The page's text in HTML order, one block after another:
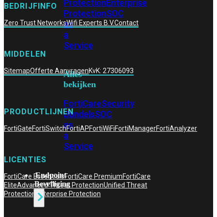
ProtectionEnterprise
ProtectionSOC
as
a
Service
Alles
bekijken
FortiCareSecurity
BundelsSOC
as
a
Service
Endpoint
Beveiliging
BEDRIJFINFO
Zero Trust NetworksWifi Experts B.V.Contact
MIDDELEN
SitemapOfferte AanvragenKvK: 27306093
PRODUCTLIJNEN
FortiGateFortiSwitchFortiAPFortiWiFiFortiManagerFortiAnalyzer
LICENTIES
FortiCare EssentialsFortiCare PremiumFortiCare
EliteAdvanced Threat ProtectionUnified Threat
Protection Enterprise Protection